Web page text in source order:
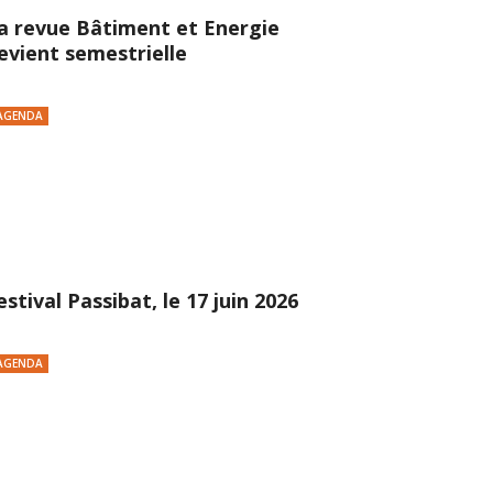
revue Bâtiment et Energie
semestrielle
Passibat, le 17 juin 2026